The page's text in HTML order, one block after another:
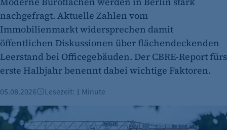
etracker Analytics
Name:
et_oi_v2
Anbieter:
etracker GmbH
Zweck:
Cookie Erkennung
nachgefragt. Aktuelle Zahlen vom
Immobilienmarkt widersprechen damit
öffentlichen Diskussionen über flächendeckenden
Leerstand bei Officegebäuden. Der CBRE-Report fürs
erste Halbjahr benennt dabei wichtige Faktoren.
05.08.2026 Lesezeit: 1 Minute
Berliner Immobilienmarkt 2025: Mehr Verkäufe und stabile